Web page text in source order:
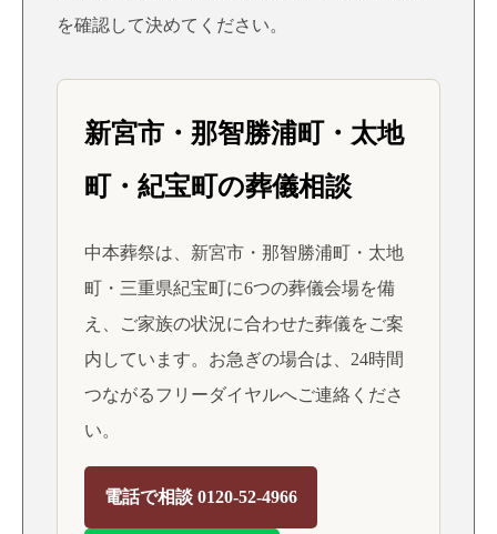
を確認して決めてください。
新宮市・那智勝浦町・太地
町・紀宝町の葬儀相談
中本葬祭は、新宮市・那智勝浦町・太地
町・三重県紀宝町に6つの葬儀会場を備
え、ご家族の状況に合わせた葬儀をご案
内しています。お急ぎの場合は、24時間
つながるフリーダイヤルへご連絡くださ
い。
電話で相談 0120-52-4966